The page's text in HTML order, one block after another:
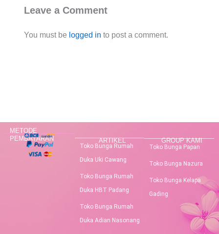
Leave a Comment
You must be logged in to post a comment.
METODE
PEMBAYARAN
ARTIKEL
Toko Bunga Rumah
Duka Uki Cawang
Toko Bunga Rumah
Duka HBT Padang
Toko Bunga Rumah
Duka Adian Nasonang
GROUP KAMI
Toko Bunga Papan
Toko Bunga Nazura
Toko Bunga Kelapa
Gading